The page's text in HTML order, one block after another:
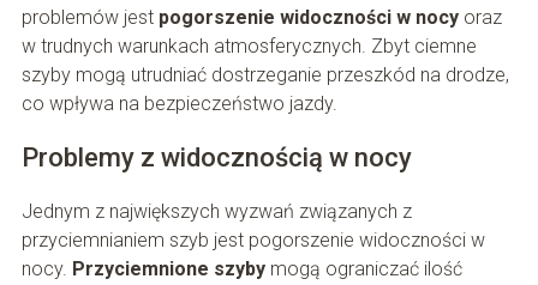
problemów jest pogorszenie widoczności w nocyoraz
w trudnych warunkach atmosferycznych. Zbyt ciemne
szyby mogą utrudniać dostrzeganie przeszkód na drodze,
co wpływa na bezpieczeństwo jazdy.
Problemy z widocznością w nocy
Jednym z największych wyzwań związanych z
przyciemnianiem szyb jest pogorszenie widoczności w
nocy. Przyciemnione szybymogą ograniczać ilość